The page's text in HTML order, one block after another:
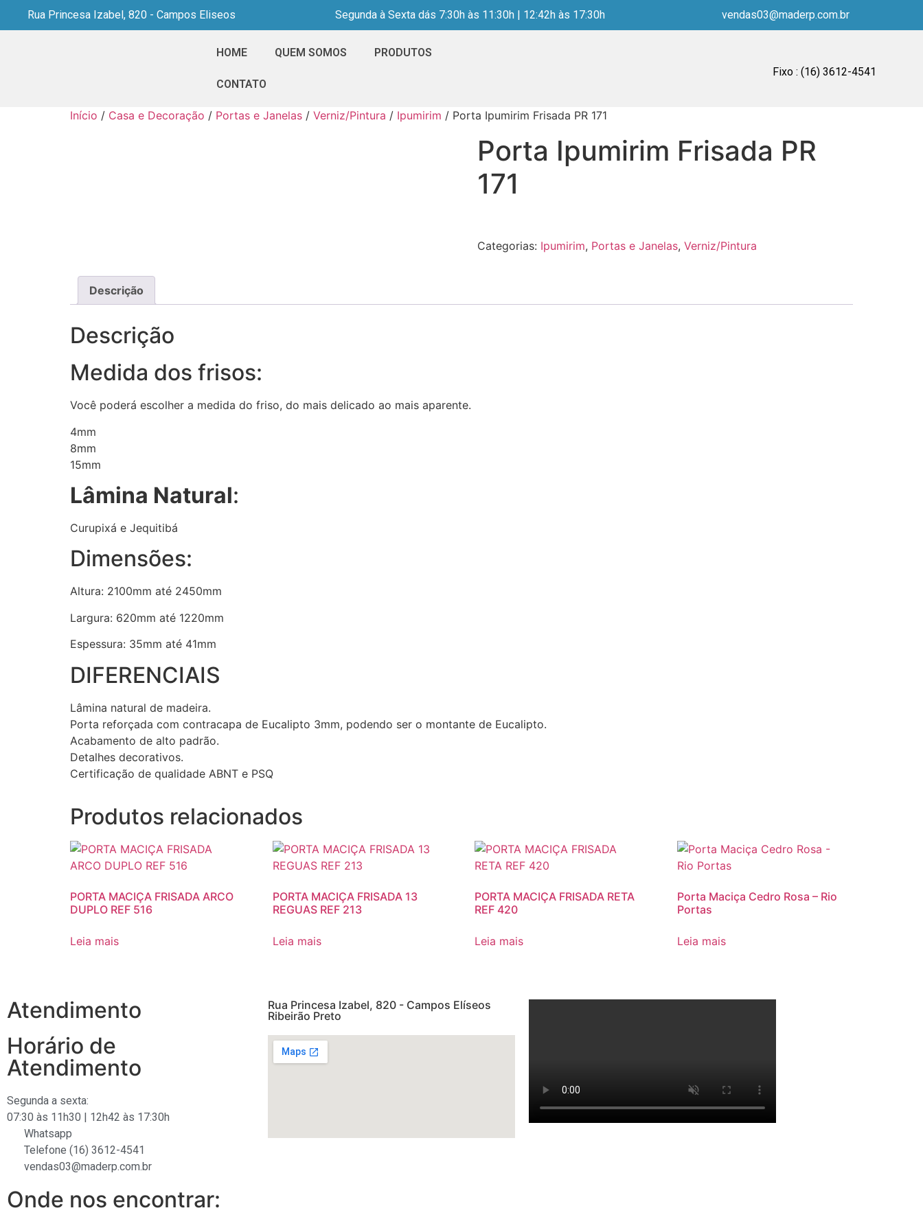
Rua Princesa Izabel, 820 - Campos Eliseos Segunda à Sexta dás 7:30h às 11:30h | 12:42h às 17:30h vendas03@maderp.com.br
HOME QUEM SOMOS PRODUTOS
CONTATO
Fixo : (16) 3612-4541
Início / Casa e Decoração / Portas e Janelas / Verniz/Pintura / Ipumirim / Porta Ipumirim Frisada PR 171
Porta Ipumirim Frisada PR
171
Categorias: Ipumirim, Portas e Janelas, Verniz/Pintura
Descrição
Descrição
Medida dos frisos:
Você poderá escolher a medida do friso, do mais delicado ao mais aparente.
4mm
8mm
15mm
Lâmina Natural:
Curupixá e Jequitibá
Dimensões:
Altura: 2100mm até 2450mm
Largura: 620mm até 1220mm
Espessura: 35mm até 41mm
DIFERENCIAIS
Lâmina natural de madeira.
Porta reforçada com contracapa de Eucalipto 3mm, podendo ser o montante de Eucalipto.
Acabamento de alto padrão.
Detalhes decorativos.
Certificação de qualidade ABNT e PSQ
Produtos relacionados
PORTA MACIÇA FRISADA ARCO
DUPLO REF 516
Leia mais
PORTA MACIÇA FRISADA 13
REGUAS REF 213
Leia mais
PORTA MACIÇA FRISADA RETA
REF 420
Leia mais
Porta Maciça Cedro Rosa – Rio
Portas
Leia mais
Atendimento
Horário de
Atendimento
Segunda a sexta:
07:30 às 11h30 | 12h42 às 17:30h
Whatsapp
Telefone (16) 3612-4541
vendas03@maderp.com.br
Onde nos encontrar:
Rua Princesa Izabel, 820 - Campos Elíseos
Ribeirão Preto